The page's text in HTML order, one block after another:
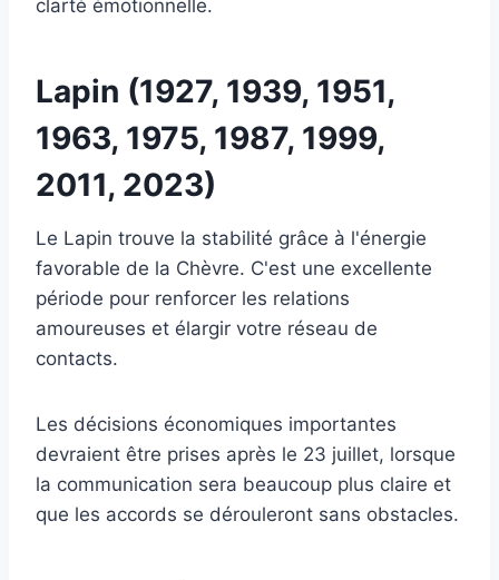
clarté émotionnelle.
Lapin (1927, 1939, 1951,
1963, 1975, 1987, 1999,
2011, 2023)
Le Lapin trouve la stabilité grâce à l'énergie
favorable de la Chèvre. C'est une excellente
période pour renforcer les relations
amoureuses et élargir votre réseau de
contacts.
Les décisions économiques importantes
devraient être prises après le 23 juillet, lorsque
la communication sera beaucoup plus claire et
que les accords se dérouleront sans obstacles.